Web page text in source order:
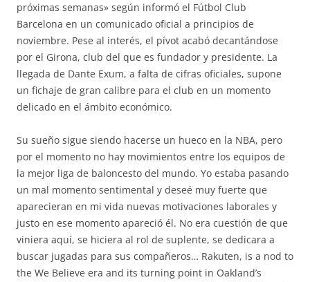
próximas semanas» según informó el Fútbol Club
Barcelona en un comunicado oficial a principios de
noviembre. Pese al interés, el pívot acabó decantándose
por el Girona, club del que es fundador y presidente. La
llegada de Dante Exum, a falta de cifras oficiales, supone
un fichaje de gran calibre para el club en un momento
delicado en el ámbito económico.
Su sueño sigue siendo hacerse un hueco en la NBA, pero
por el momento no hay movimientos entre los equipos de
la mejor liga de baloncesto del mundo. Yo estaba pasando
un mal momento sentimental y deseé muy fuerte que
aparecieran en mi vida nuevas motivaciones laborales y
justo en ese momento apareció él. No era cuestión de que
viniera aquí, se hiciera al rol de suplente, se dedicara a
buscar jugadas para sus compañeros… Rakuten, is a nod to
the We Believe era and its turning point in Oakland’s